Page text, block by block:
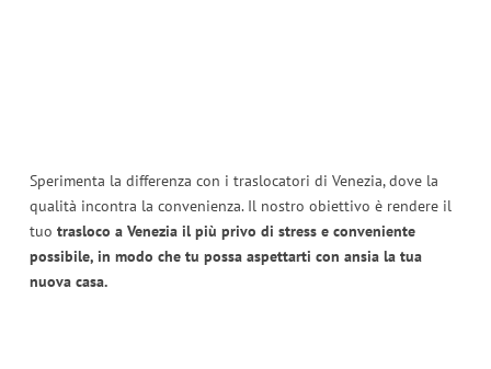
Sperimenta la differenza con i traslocatori di Venezia, dove la
qualità incontra la convenienza. Il nostro obiettivo è rendere il
tuo trasloco a Venezia il più privo di stress e conveniente
possibile, in modo che tu possa aspettarti con ansia la tua
nuova casa.